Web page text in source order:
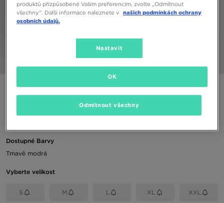
ELLESSE TRIČKO MONTURA NAVY
490 Kč
Dostupné Barvy
Tmavě modrá
Vyberte velikost
S M L XL XXL
produktů přizpůsobené Vašim preferencím, zvolte „Odmítnout
všechny“. Další informace naleznete v našich podmínkách ochrany
osobních údajů.
Nastavit
Odmítnout všechny
OK